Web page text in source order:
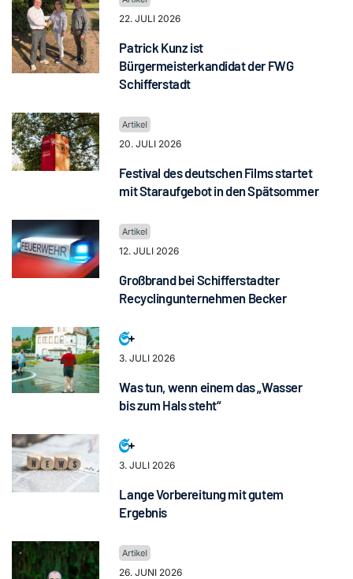
22. JULI 2026
Patrick Kunz ist
Bürgermeisterkandidat der FWG
Schifferstadt
20. JULI 2026
Festival des deutschen Films startet
mit Staraufgebot in den Spätsommer
12. JULI 2026
Großbrand bei Schifferstadter
Recyclingunternehmen Becker
3. JULI 2026
Was tun, wenn einem das „Wasser
bis zum Hals steht“
3. JULI 2026
Lange Vorbereitung mit gutem
Ergebnis
26. JUNI 2026